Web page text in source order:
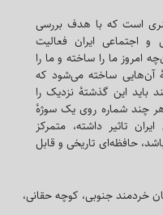
است که با هدف بررسی
و اجتماعی ایران فعالیت
امروز ما را ساخته و ما را
آن‌هایی ساخته می‌شود که
باید این گذشته‌ٔ نزدیک را
چند شماره روی یک سوژه‌ٔ
تاثیر داشته، متمرکز
حافظه‌ای تاریخی و قابل
خردمند جنوبی، کوچه حقانی،